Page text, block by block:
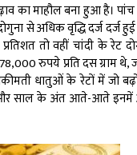
का माहौल बना हुआ है।
से अधिक वृद्धि दर्ज दर्ज
तो वहीं चांदी के रेट
रुपये प्रति दस ग्राम
धातुओं के रेटों में जो
साल के अंत आते-आते इनमें